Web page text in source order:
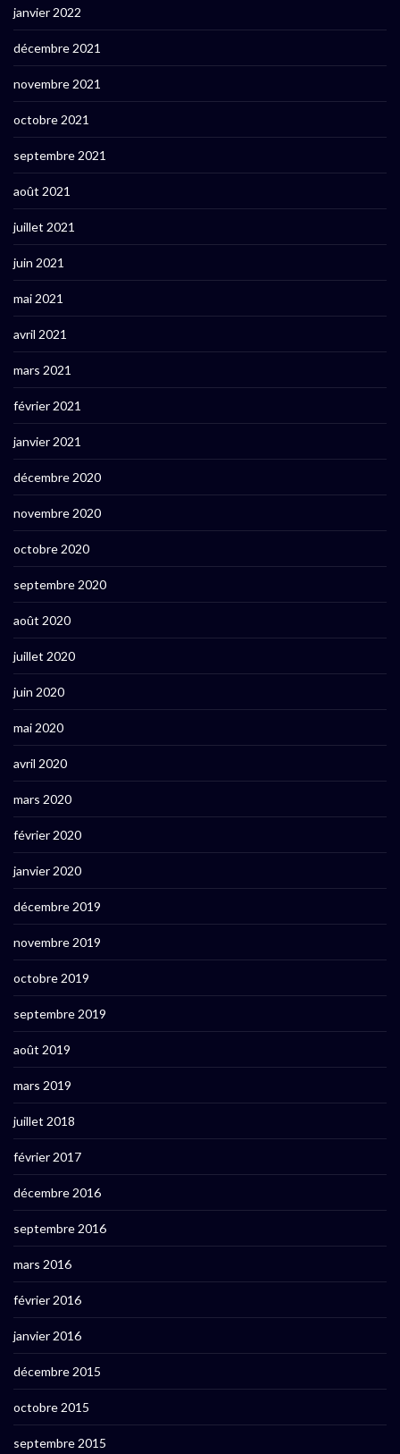
janvier 2022
décembre 2021
novembre 2021
octobre 2021
septembre 2021
août 2021
juillet 2021
juin 2021
mai 2021
avril 2021
mars 2021
février 2021
janvier 2021
décembre 2020
novembre 2020
octobre 2020
septembre 2020
août 2020
juillet 2020
juin 2020
mai 2020
avril 2020
mars 2020
février 2020
janvier 2020
décembre 2019
novembre 2019
octobre 2019
septembre 2019
août 2019
mars 2019
juillet 2018
février 2017
décembre 2016
septembre 2016
mars 2016
février 2016
janvier 2016
décembre 2015
octobre 2015
septembre 2015